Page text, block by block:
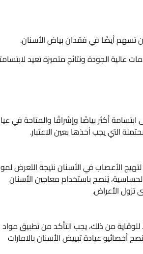
تسهم أيضًا في فقدان بياض الأسنان.
الجودة ونتائج متميزة تعيد
أكثر بياضًا وإشراقًا والمتاحة في
التي يجب أخذها بعين الاعتبار.
الأعصاب في الأسنان نتيجة التعرض
يُنصح باستخدام معاجين الأسنان
تزول الأعراض.
من ذلك، يجب التأكد من تطبيق مواد
عيادة تبييض الأسنان بالامارات